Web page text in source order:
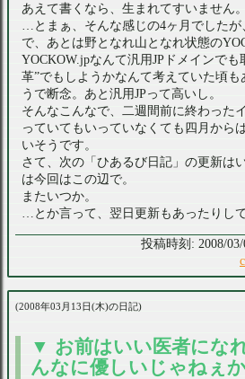
あえて書くなら、生まれてすいません。
…とまぁ、そんな感じの4ヶ月でしたが
で、あとは野となれ山となれ状態の
YOCKOW.jpなんて汎用JPドメインでも
革”でもしようかなんて考えていた頃
うで断念。あと汎用JPって高いし。
そんなこんなで、二週間前に終わった
っていてもいっていなくても四月から
いそうです。
さて、次の「ひあるび日記」の更新は
は今回はこの辺で。
またいつか。
…とか言って、翌日更新もあったりして
2008/
2008年03月13日(木)の日記
お前はいい医者にな
んなに優しいじゃねぇ